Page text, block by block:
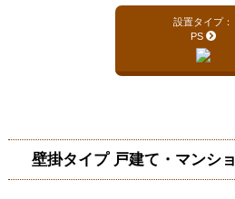
設置タイプ：
PS
壁掛タイプ 戸建て・マンシ